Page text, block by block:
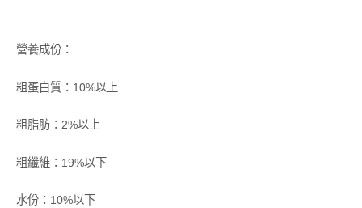
營養成份：
粗蛋白質：10%以上
粗脂肪：2%以上
粗纖維：19%以下
水份：10%以下